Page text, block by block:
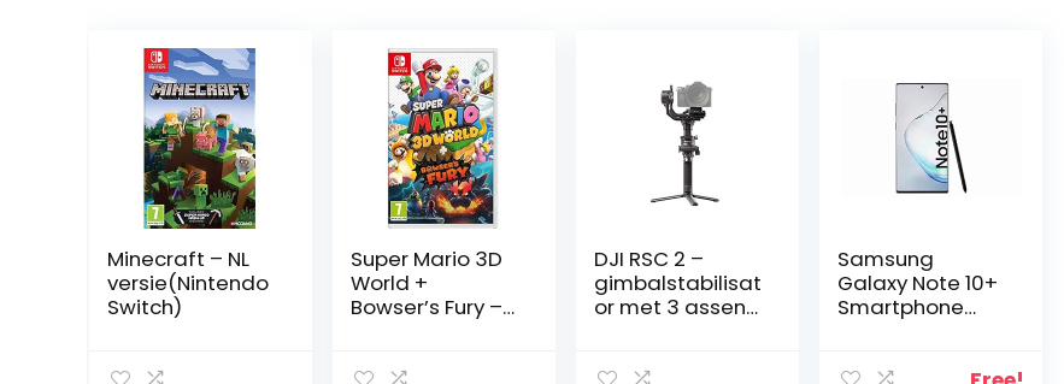
Minecraft – NL
versie(Nintendo
Switch)
Super Mario 3D
World +
Bowser’s Fury –
DJI RSC 2 –
gimbalstabilisat
or met 3 assen
Samsung
Galaxy Note 10+
Smartphone